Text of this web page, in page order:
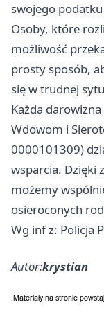
swojego
Osoby, które
możliwość
prosty sposób,
się w trudnej
Każda
Wdowom i
0000101309)
wsparcia. Dzięki
możemy
osieroconych
Wg inf z: Policja
Autor:krystian